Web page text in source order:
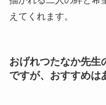
えてくれます。
おげれつたなか先生
ですが、おすすめは